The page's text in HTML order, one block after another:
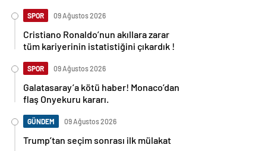
SPOR 09 Ağustos 2026
Cristiano Ronaldo’nun akıllara zarar
tüm kariyerinin istatistiğini çıkardık !
SPOR 09 Ağustos 2026
Galatasaray’a kötü haber! Monaco’dan
flaş Onyekuru kararı.
GÜNDEM 09 Ağustos 2026
Trump’tan seçim sonrası ilk mülakat